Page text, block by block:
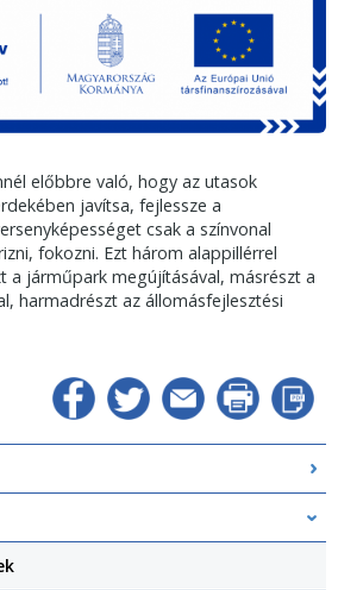
előbbre való, hogy az utasok
javítsa, fejlessze a
csak a színvonal
fokozni. Ezt három alappillérrel
a járműpark megújításával, másrészt a
harmadrészt az állomásfejlesztési